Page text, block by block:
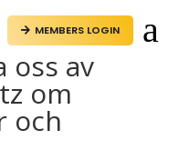
 MEMBERS LOGIN a
oss av
om
och